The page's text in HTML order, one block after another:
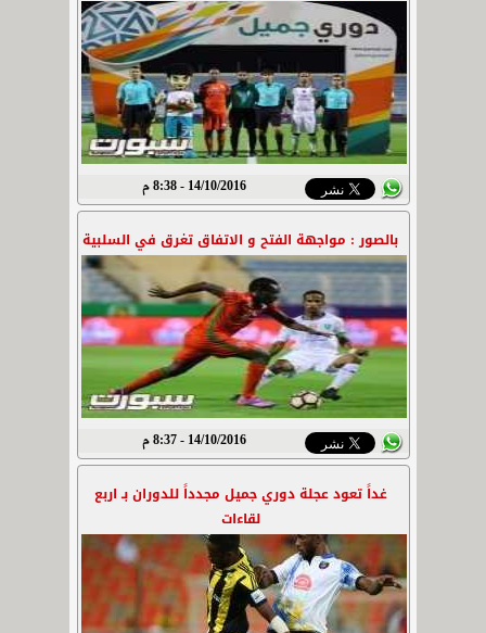
14/10/2016 - 8:38 م
بالصور : مواجهة الفتح و الاتفاق تغرق في السلبية
14/10/2016 - 8:37 م
غداً تعود عجلة دوري جميل مجدداً للدوران بـ اربع
لقاءات